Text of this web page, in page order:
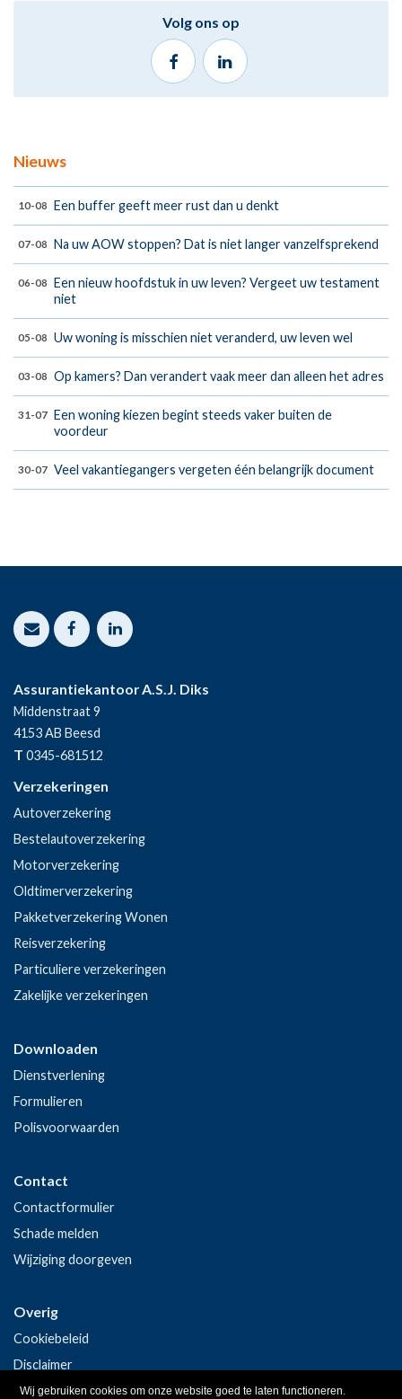
Wij gebruiken cookies om onze website goed te laten functioneren.
Volg ons op
Nieuws
10-08 Een buffer geeft meer rust dan u denkt
07-08 Na uw AOW stoppen? Dat is niet langer vanzelfsprekend
06-08
Een nieuw hoofdstuk in uw leven? Vergeet uw testament
niet
05-08 Uw woning is misschien niet veranderd, uw leven wel
03-08 Op kamers? Dan verandert vaak meer dan alleen het adres
31-07 Een woning kiezen begint steeds vaker buiten de
voordeur
30-07 Veel vakantiegangers vergeten één belangrijk document
Assurantiekantoor A.S.J. Diks
Middenstraat 9
4153 AB Beesd
T 0345-681512
Verzekeringen
Autoverzekering
Bestelautoverzekering
Motorverzekering
Oldtimerverzekering
Pakketverzekering Wonen
Reisverzekering
Particuliere verzekeringen
Zakelijke verzekeringen
Downloaden
Dienstverlening
Formulieren
Polisvoorwaarden
Contact
Contactformulier
Schade melden
Wijziging doorgeven
Overig
Cookiebeleid
Disclaimer
Privacy